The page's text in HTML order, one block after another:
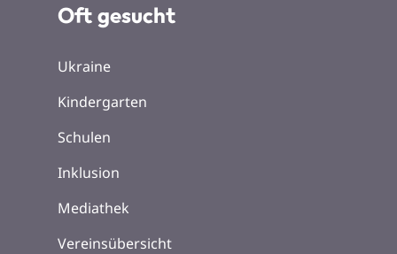
Oft gesucht
Ukraine
Kindergarten
Schulen
Inklusion
Mediathek
Vereinsübersicht